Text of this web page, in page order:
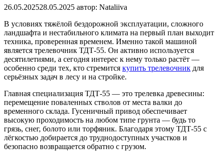
26.05.202528.05.2025 автор: Nataliiva
В условиях тяжёлой бездорожной эксплуатации, сложного
ландшафта и нестабильного климата на первый план выходит
техника, проверенная временем. Именно такой машиной
является трелевочник ТДТ-55. Он активно используется
десятилетиями, а сегодня интерес к нему только растёт —
особенно среди тех, кто стремится купить трелевочник для
серьёзных задач в лесу и на стройке.
Главная специализация ТДТ-55 — это трелевка древесины:
перемещение поваленных стволов от места валки до
временного склада. Гусеничный привод обеспечивает
высокую проходимость на любом типе грунта — будь то
грязь, снег, болото или торфяник. Благодаря этому ТДТ-55 с
лёгкостью добирается до труднодоступных участков и
безопасно возвращается обратно с грузом.